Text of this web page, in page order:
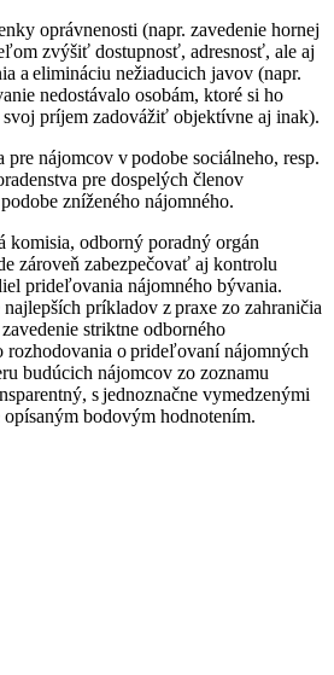
oprávnenosti (napr. zavedenie hornej
zvýšiť dostupnosť, adresnosť, ale aj
a elimináciu nežiaducich javov (napr.
nedostávalo osobám, ktoré si ho
príjem zadovážiť objektívne aj inak).
pre nájomcov v podobe sociálneho, resp.
pre dospelých členov
zníženého nájomného.
komisia, odborný poradný orgán
zároveň zabezpečovať aj kontrolu
prideľovania nájomného bývania.
príkladov z praxe zo zahraničia
striktne odborného
rozhodovania o prideľovaní nájomných
budúcich nájomcov zo zoznamu
s jednoznačne vymedzenými
bodovým hodnotením.